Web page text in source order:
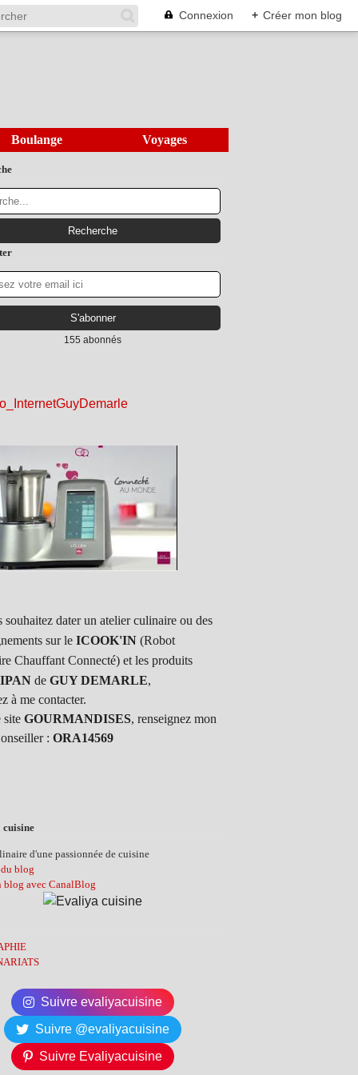
Connexion + Créer mon blog
Boulange Voyages
155 abonnés
souhaitez dater un atelier culinaire ou des
sur le ICOOK'IN (Robot
Chauffant Connecté) et les produits
de GUY DEMARLE,
à me contacter.
site GOURMANDISES, renseignez mon
: ORA14569
d'une passionnée de cuisine
blog
blog avec CanalBlog
Suivre evaliyacuisine
Suivre @evaliyacuisine
Suivre Evaliyacuisine